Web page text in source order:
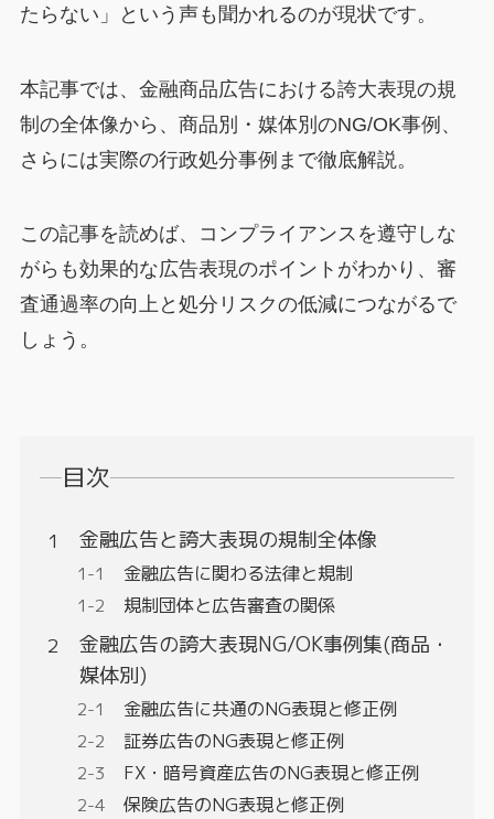
たらない」という声も聞かれるのが現状です。
本記事では、金融商品広告における誇大表現の規
制の全体像から、商品別・媒体別のNG/OK事例、
さらには実際の行政処分事例まで徹底解説。
この記事を読めば、コンプライアンスを遵守しな
がらも効果的な広告表現のポイントがわかり、審
査通過率の向上と処分リスクの低減につながるで
しょう。
目次
金融広告と誇大表現の規制全体像
金融広告に関わる法律と規制
規制団体と広告審査の関係
金融広告の誇大表現NG/OK事例集(商品・
媒体別)
金融広告に共通のNG表現と修正例
証券広告のNG表現と修正例
FX・暗号資産広告のNG表現と修正例
保険広告のNG表現と修正例